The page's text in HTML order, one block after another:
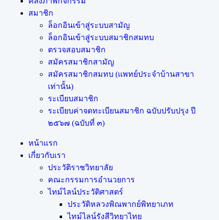
สมาชิก
ล็อกอินเข้าสู่ระบบสามัญ
ล็อกอินเข้าสู่ระบบสมาชิกสมทบ
ตรวจสอบสมาชิก
สมัครสมาชิกสามัญ
สมัครสมาชิกสมทบ (แพทย์ประจำบ้านสาขา
เท่านั้น)
ระเบียบสมาชิก
ระเบียบค่าจดทะเบียนสมาชิก ฉบับปรับปรุง ปี
๒๕๖๗ (ฉบับที่ ๓)
หน้าแรก
เกี่ยวกับเรา
ประวัติราชวิทยาลัย
คณะกรรมการอำนวยการ
ไทม์ไลน์ประวัติศาสตร์
ประวัติหลวงพิณพากย์พิทยาเภท
ไทม์ไลน์รังสีวิทยาไทย